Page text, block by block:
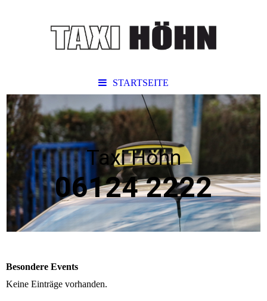
STARTSEITE
Taxi Höhn
06124 2222
Besondere Events
Keine Einträge vorhanden.